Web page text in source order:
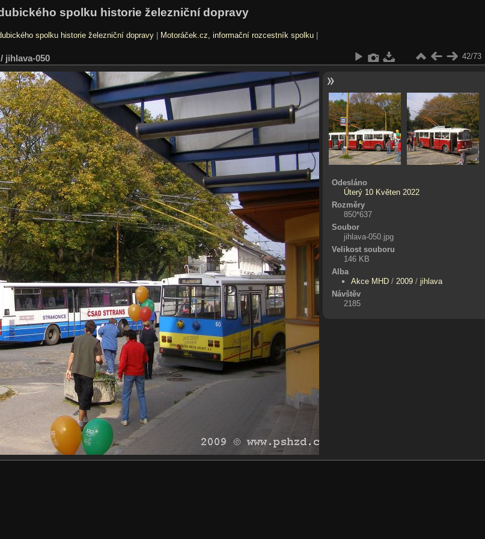
spolku historie železniční dopravy
spolku historie železniční dopravy| Motoráček.cz, informační rozcestník spolku|
jihlava-050 42/73
Odesláno
Úterý 10 Květen 2022
Rozměry
850*637
Soubor
jihlava-050.jpg
Velikost souboru
146 KB
Alba
Akce MHD / 2009 /jihlava
Návštěv
2185